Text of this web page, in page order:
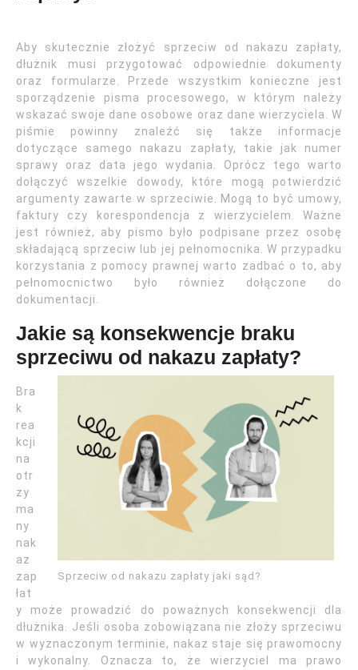
Aby skutecznie złożyć sprzeciw od nakazu zapłaty,
dłużnik musi przygotować odpowiednie dokumenty
oraz formularze. Przede wszystkim konieczne jest
sporządzenie pisma procesowego, w którym należy
wskazać swoje dane osobowe oraz dane wierzyciela. W
piśmie powinny znaleźć się także informacje
dotyczące samego nakazu zapłaty, takie jak numer
sprawy oraz data jego wydania. Oprócz tego warto
dołączyć wszelkie dowody, które mogą potwierdzić
argumenty zawarte w sprzeciwie. Mogą to być umowy,
faktury czy korespondencja z wierzycielem. Ważne
jest również, aby pismo było podpisane przez osobę
składającą sprzeciw lub jej pełnomocnika. W przypadku
korzystania z pomocy prawnej warto zadbać o to, aby
pełnomocnictwo było również dołączone do
dokumentacji.
Jakie są konsekwencje braku
sprzeciwu od nakazu zapłaty?
Sprzeciw od nakazu zapłaty jaki sąd?
Bra
k
rea
kcji
na
otr
zy
ma
ny
nak
az
zap
łat
y może prowadzić do poważnych konsekwencji dla
dłużnika. Jeśli osoba zobowiązana nie złoży sprzeciwu
w wyznaczonym terminie, nakaz staje się prawomocny
i wykonalny. Oznacza to, że wierzyciel ma prawo